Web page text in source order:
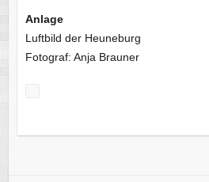
Anlage
Luftbild der Heuneburg
Fotograf: Anja Brauner